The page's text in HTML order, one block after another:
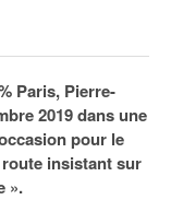
Paris, Pierre-
2019 dans une
pour le
insistant sur
».